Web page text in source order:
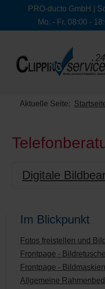
PRO-ducto GmbH |
Mo. - Fr. 08:00 -
Aktuelle Seite:
Digitale
Im Blickpunkt
Fotos freistellen und
Frontpage - Bildretusche
Frontpage -
Allgemeine